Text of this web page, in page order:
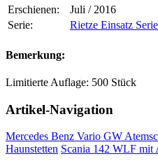
Erschienen:
Juli / 2016
Serie:
Rietze Einsatz Serie
Bemerkung:
Limitierte Auflage: 500 Stück
Artikel-Navigation
Mercedes Benz Vario GW
Haunstetten Scania 142 WLF mit